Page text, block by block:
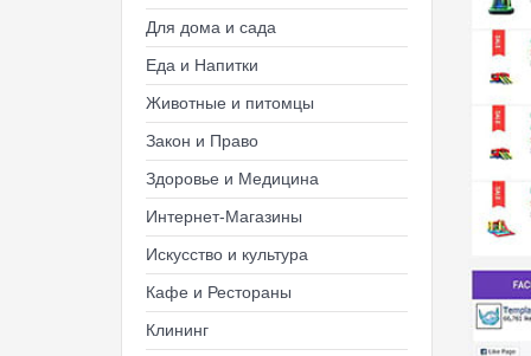
Для дома и сада
Еда и Напитки
Животные и питомцы
Закон и Право
Здоровье и Медицина
Интернет-Магазины
Искусство и культура
Кафе и Рестораны
Клининг